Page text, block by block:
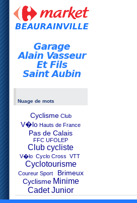
Nuage de mots
CyclismeClub
V�lo Hauts de France
Pas de Calais
FFC UFOLEP
Club cycliste
V�lo Cyclo Cross VTT
Cyclotourisme
Coureur Sport
Brimeux
Cyclisme Minime
Cadet Junior